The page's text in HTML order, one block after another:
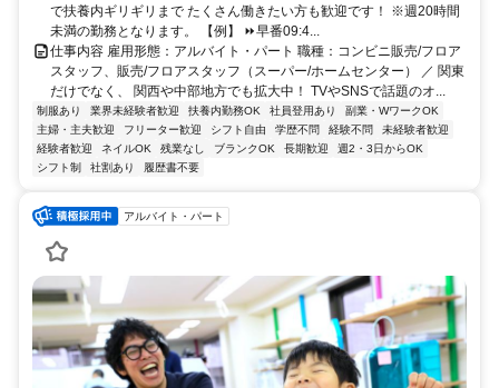
で扶養内ギリギリまで たくさん働きたい方も歓迎です！ ※週20時間
未満の勤務となります。 【例】 ⏩早番09:4...
仕事内容 雇用形態：アルバイト・パート 職種：コンビニ販売/フロア
スタッフ、販売/フロアスタッフ（スーパー/ホームセンター） ／ 関東
だけでなく、 関西や中部地方でも拡大中！ TVやSNSで話題のオ...
制服あり 業界未経験者歓迎 扶養内勤務OK 社員登用あり
副業・WワークOK
主婦・主夫歓迎
フリーター歓迎 シフト自由 学歴不問 経験不問
未経験者歓迎
経験者歓迎
ネイルOK 残業なし ブランクOK 長期歓迎
週2・3日からOK
シフト制
社割あり 履歴書不要
アルバイト・パート